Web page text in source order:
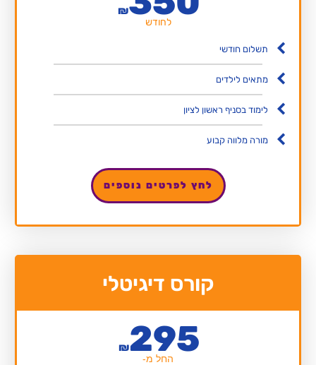
₪
לחודש
תשלום חודשי
מתאים לילדים
לימוד בסניף ראשון לציון
מורה מלווה קבוע
לחץ לפרטים נוספים
קורס דיגיטלי
₪295
החל מ-